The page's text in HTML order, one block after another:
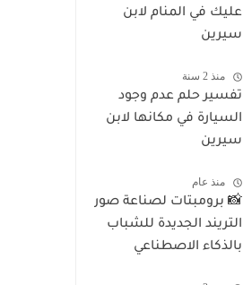
عليك في المنام لابن
سيرين
منذ 2 سنة
تفسير حلم عدم وجود
السيارة في مكانها لابن
سيرين
منذ عام
📸 برومبتات لصناعة صور
التريند الجديدة للشباب
بالذكاء الاصطناعي